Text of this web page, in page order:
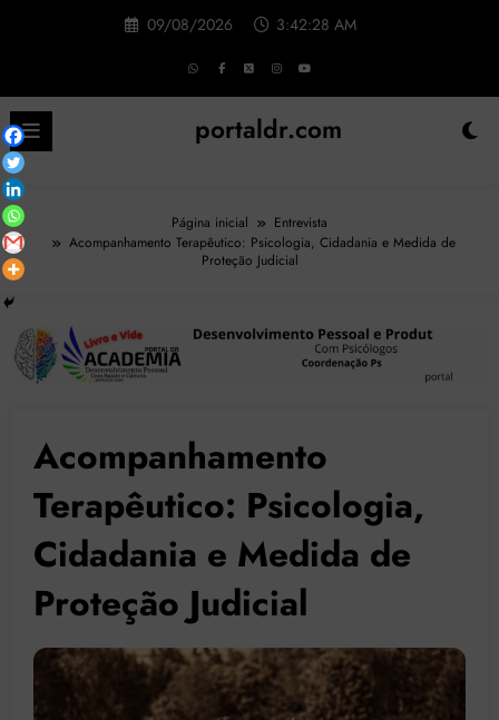
09/08/2026 3:42:29 AM
portaldr.com
Página inicial
Entrevista
Acompanhamento Terapêutico: Psicologia, Cidadania e Medida de
Proteção Judicial
Acompanhamento
Terapêutico: Psicologia,
Cidadania e Medida de
Proteção Judicial